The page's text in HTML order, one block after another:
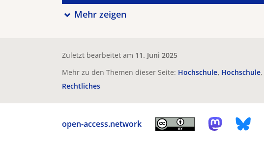
Mehr zeigen
Zuletzt bearbeitet am 11. Juni 2025
Mehr zu den Themen dieser Seite: Hochschule Hochschule
Rechtliches
open-access.network